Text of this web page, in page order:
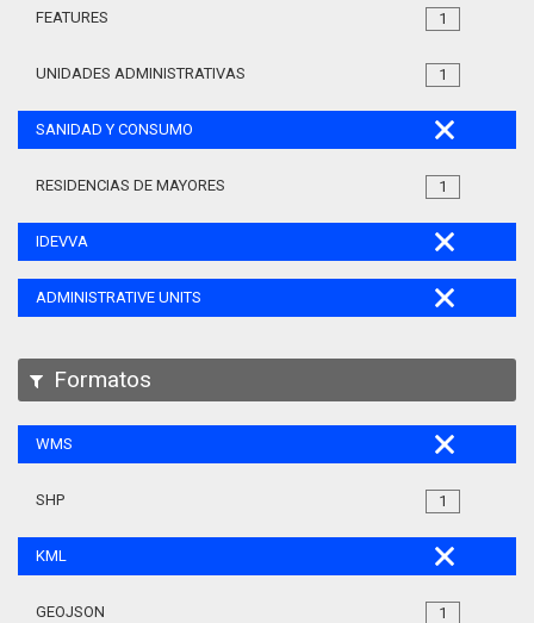
1
FEATURES
1
UNIDADES ADMINISTRATIVAS
SANIDAD Y CONSUMO
1
RESIDENCIAS DE MAYORES
IDEVVA
ADMINISTRATIVE UNITS
Formatos
WMS
1
SHP
KML
1
GEOJSON